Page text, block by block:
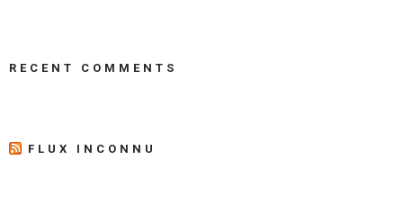
RECENT COMMENTS
FLUX INCONNU